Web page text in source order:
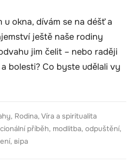
u okna, dívám se na déšť a
ještě naše rodiny
jim čelit – nebo raději
bolesti? Co byste udělali vy
, Rodina, Víra a spiritualita
příběh, modlitba, odpuštění,
, віра